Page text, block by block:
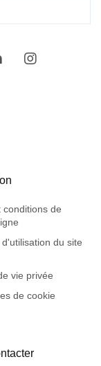
conditions de
du site
vie privée
de cookie